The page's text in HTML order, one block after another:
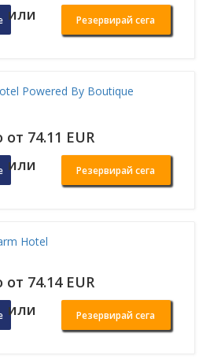
или Резервирай сега
Powered By Boutique
от 74.11 EUR
или Резервирай сега
Hotel
от 74.14 EUR
или Резервирай сега